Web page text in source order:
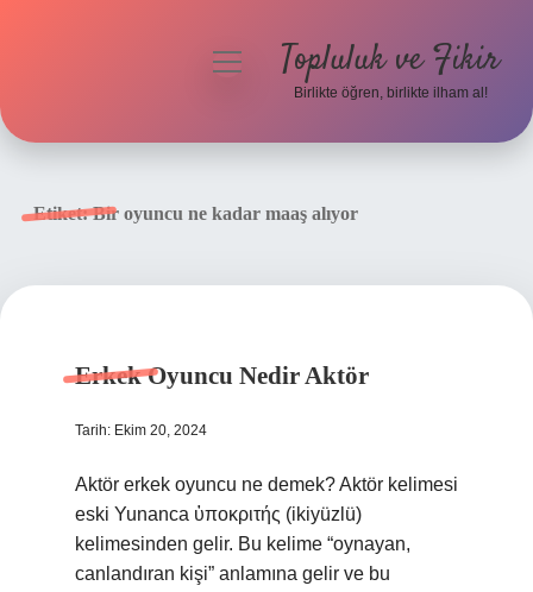
menüyüTopluluk ve Fikir
Birlikte öğren, birlikte ilham al!
Etiket:Bir oyuncu ne kadar maaş alıyor
Erkek Oyuncu Nedir Aktör
Tarih: Ekim 20, 2024
Aktör erkek oyuncu ne demek? Aktör kelimesi
eski Yunanca ὑποκριτής (ikiyüzlü)
kelimesinden gelir. Bu kelime “oynayan,
canlandıran kişi” anlamına gelir ve bu